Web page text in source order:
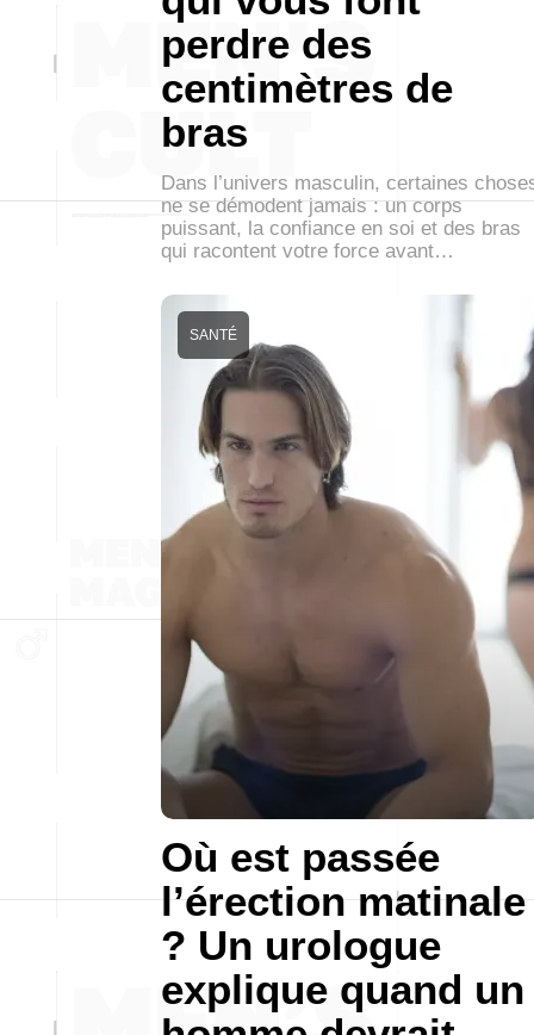
perdre des
centimètres de
bras
Dans l’univers masculin, certaines
ne se démodent jamais : un corps
puissant, la confiance en soi et des bras
qui racontent votre force avant…
Où est passée
l’érection matinale
? Un urologue
explique quand un
SANTÉ